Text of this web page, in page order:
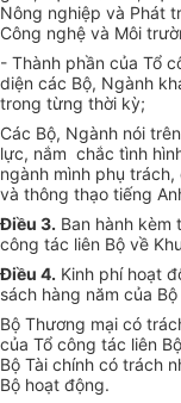
Nông nghiệp và Phát
Công nghệ và Môi
- Thành phần của Tổ
diện các Bộ, Ngành
trong từng thời kỳ;
Các Bộ, Ngành nói
lực, nắm chắc tình
ngành mình phụ
và thông thạo tiếng
Điều 3. Ban hành kèm
công tác liên Bộ về
Điều 4. Kinh phí hoạt
sách hàng năm của
Bộ Thương mại có
của Tổ công tác liên
Bộ Tài chính có trách
Bộ hoạt động.